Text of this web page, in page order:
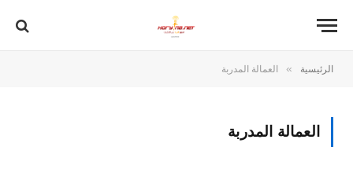
الرئيسية » العمالة المدربة
العمالة المدربة